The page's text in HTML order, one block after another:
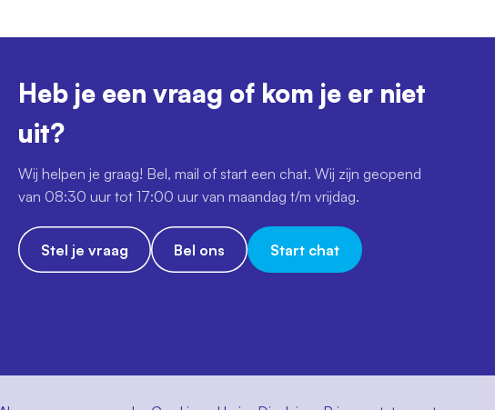
Heb je een vraag of kom je er niet
uit?
Wij helpen je graag! Bel, mail of start een chat. Wij zijn geopend
van 08:30 uur tot 17:00 uur van maandag t/m vrijdag.
Stel je vraag Bel ons Start chat